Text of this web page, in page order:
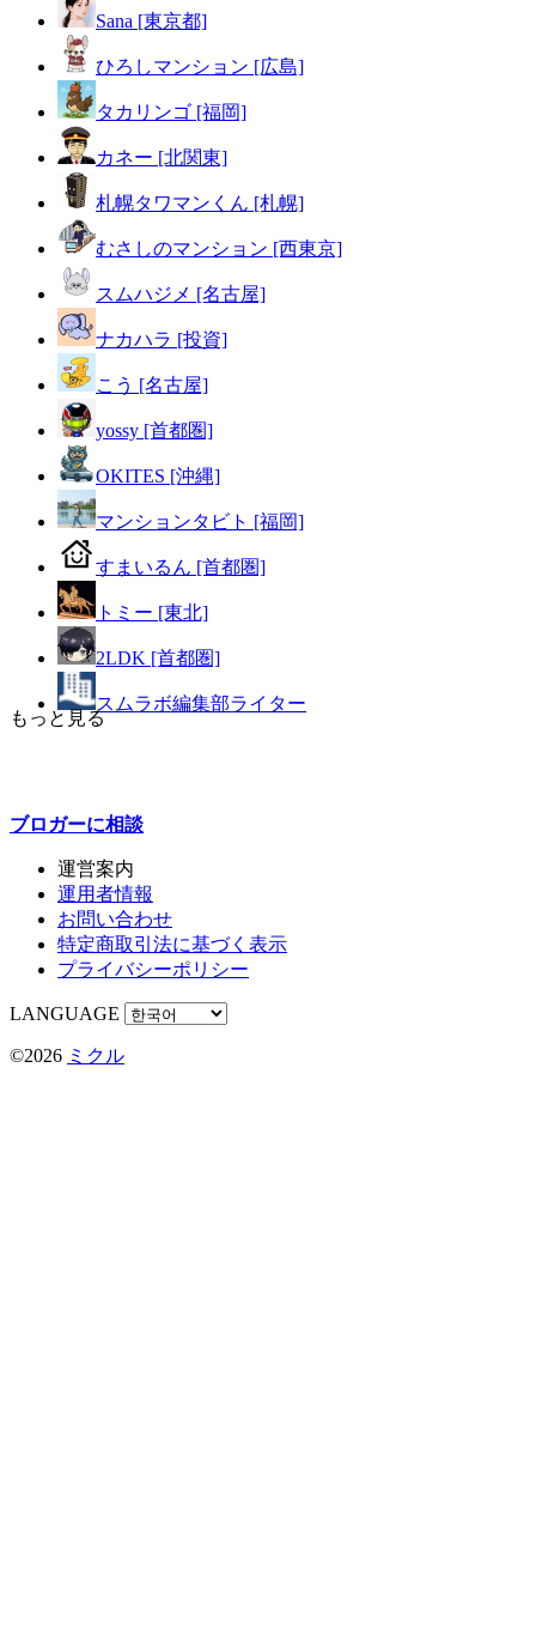
Sana [東京都]
ひろしマンション [広島]
タカリンゴ [福岡]
カネー [北関東]
札幌タワマンくん [札幌]
むさしのマンション [西東京]
スムハジメ [名古屋]
ナカハラ [投資]
こう [名古屋]
yossy [首都圏]
OKITES [沖縄]
マンションタビト [福岡]
すまいるん [首都圏]
トミー [東北]
2LDK [首都圏]
スムラボ編集部ライター
もっと見る
ブロガーに相談
運営案内
運用者情報
お問い合わせ
特定商取引法に基づく表示
プライバシーポリシー
LANGUAGE
©2026 ミクル